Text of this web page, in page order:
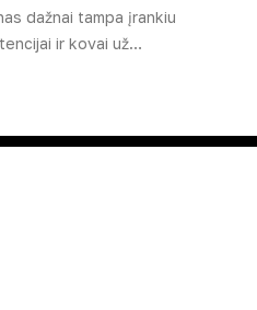
dažnai tampa įrankiu
ir kovai už…